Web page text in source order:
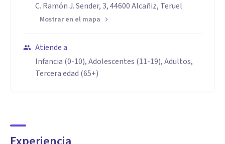
C. Ramón J. Sender, 3, 44600 Alcañiz, Teruel
Mostrar en el mapa
Atiende a
Infancia (0-10), Adolescentes (11-19), Adultos,
Tercera edad (65+)